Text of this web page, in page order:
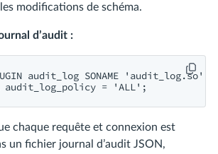
modifications de schéma.
d’audit :
audit_log SONAME 'audit_log.so';
chaque requête et connexion est
un fichier journal d’audit JSON,